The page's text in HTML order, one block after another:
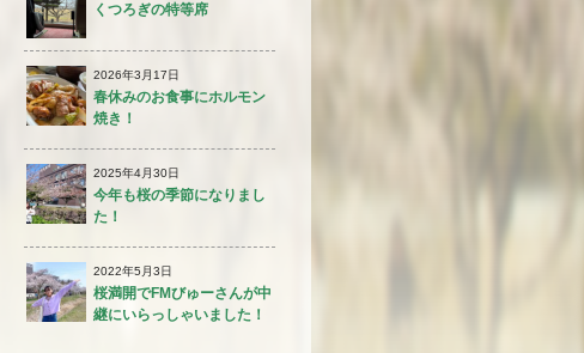
くつろぎの特等席
2026年3月17日
春休みのお食事にホルモン
焼き！
2025年4月30日
今年も桜の季節になりまし
た！
2022年5月3日
桜満開でFMびゅーさんが中
継にいらっしゃいました！